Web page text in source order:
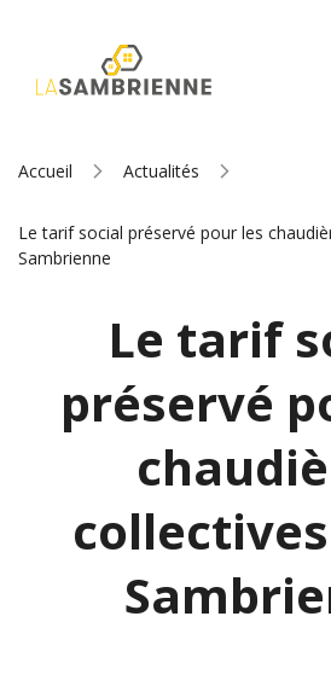
Accueil Actualités
Le tarif social préservé pour les
Sambrienne
Le tarif
préservé